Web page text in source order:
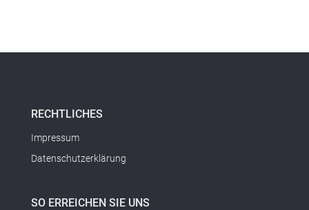
RECHTLICHES
Impressum
Datenschutzerklärung
SO ERREICHEN SIE UNS